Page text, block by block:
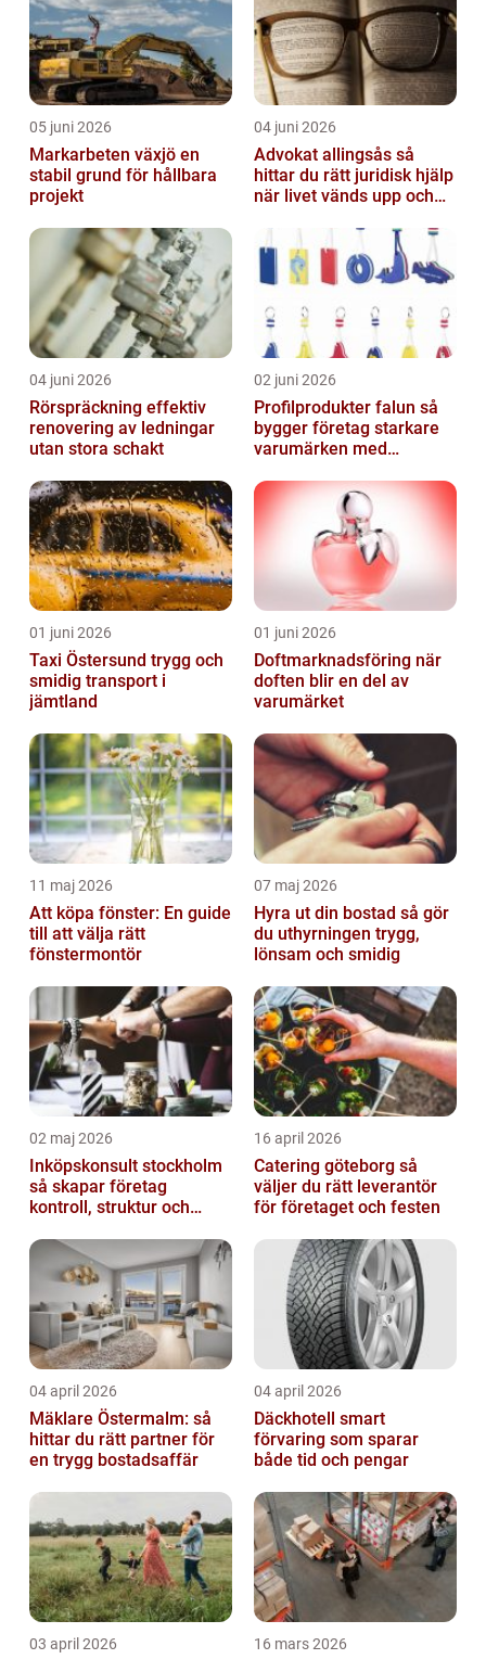
05 juni 2026
Markarbeten växjö en
stabil grund för hållbara
projekt
04 juni 2026
Advokat allingsås så
hittar du rätt juridisk hjälp
när livet vänds upp och
04 juni 2026
Rörspräckning effektiv
renovering av ledningar
utan stora schakt
02 juni 2026
Profilprodukter falun så
bygger företag starkare
varumärken med
01 juni 2026
Taxi Östersund trygg och
smidig transport i
jämtland
01 juni 2026
Doftmarknadsföring när
doften blir en del av
varumärket
11 maj 2026
Att köpa fönster: En guide
till att välja rätt
fönstermontör
07 maj 2026
Hyra ut din bostad så gör
du uthyrningen trygg,
lönsam och smidig
02 maj 2026
Inköpskonsult stockholm
så skapar företag
kontroll, struktur och
16 april 2026
Catering göteborg så
väljer du rätt leverantör
för företaget och festen
04 april 2026
Mäklare Östermalm: så
hittar du rätt partner för
en trygg bostadsaffär
04 april 2026
Däckhotell smart
förvaring som sparar
både tid och pengar
03 april 2026 16 mars 2026